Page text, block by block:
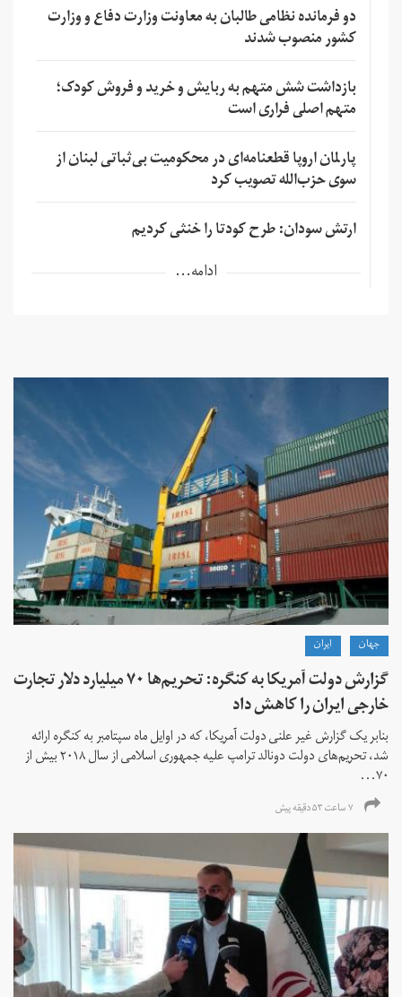
دو فرمانده نظامی طالبان به معاونت وزارت دفاع و وزارت
کشور منصوب شدند
بازداشت شش متهم به ربایش و خرید و فروش کودک؛
متهم اصلی فراری است
پارلمان اروپا قطعنامه‌ای در محکومیت بی‌ثباتی لبنان از
سوی حزب‌الله تصویب کرد
ارتش سودان: طرح کودتا را خنثی کردیم
ادامه...
جهان ايران
گزارش دولت آمریکا به کنگره: تحریم‌ها ۷۰ میلیارد دلار تجارت
خارجی ایران را کاهش داد
بنابر یک گزارش غیر علنی دولت آمریکا، که در اوایل ماه سپتامبر به کنگره ارائه
شد، تحریم‌های دولت دونالد ترامپ علیه جمهوری اسلامی از سال ۲۰۱۸ بیش از
۷۰...
۷ ساعت ۵۳ دقیقه پیش